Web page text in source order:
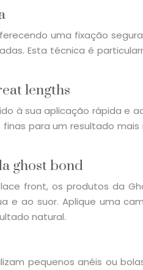
uma fixação
Esta técnica é
lengths
à sua aplicação rápida e
para um resultado
ghost bond
front, os produtos da
e ao suor. Aplique uma
natural.
pequenos anéis ou